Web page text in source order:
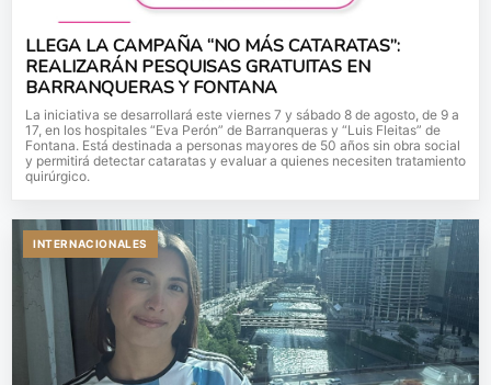
LLEGA LA CAMPAÑA “NO MÁS CATARATAS”:
REALIZARÁN PESQUISAS GRATUITAS EN
BARRANQUERAS Y FONTANA
La iniciativa se desarrollará este viernes 7 y sábado 8 de agosto, de 9 a
17, en los hospitales “Eva Perón” de Barranqueras y “Luis Fleitas” de
Fontana. Está destinada a personas mayores de 50 años sin obra social
y permitirá detectar cataratas y evaluar a quienes necesiten tratamiento
quirúrgico.
INTERNACIONALES